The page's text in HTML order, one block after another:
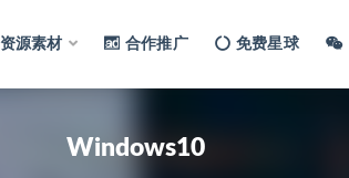
资源素材 合作推广 免费星球
Windows10